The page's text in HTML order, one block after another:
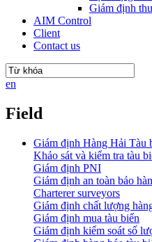
Giám định
AIM Control
Client
Contact us
en
Field
Giám định Hàng Hải Tàu
Khảo sát và kiểm tra tàu
Giám định PNI
Giám định an toàn bảo
Charterer surveyors
Giám định chất lượng
​Giám định mua tàu biển
Giám định kiểm soát số